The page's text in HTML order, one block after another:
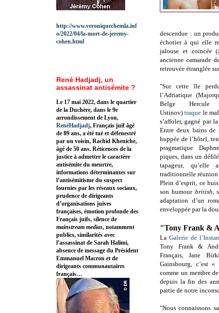
descendue : un
échotier à qui elle
jalouse et coincée
ancienne camarade
retrouvée étranglée
"Sur cette île
l’Adriatique
Belge Hercule
Ustinov)traque le
s’affoler, gagné par
Entre deux bains
huppée de l’hôtel,
pragmatique
piques, dans un
tapageur, qu’elle
traditionnelle réunion
Plein d’esprit, ce
son humour british ,
adaptation d’un
enveloppée par la
"Tony Frank &
La Galerie de
Tony Frank &
Français, Jane
Gainsbourg, c’est
comme un membre
depuis la fin des
partie de notre
"Nous connaissons
http://www.veroniquechemla.inf
o/2022/04/la-mort-de-jeremy-
cohen.html
René Hadjadj, un
assassinat antisémite ?
Le 17 mai 2022, dans le quartier
de la Duchère, dans le 9e
arrondissement de Lyon,
RenéHadjadj, Français juif âgé
de 89 ans, a été tué et défenestré
par un voisin, Rachid Kheniche,
âgé de 50 ans. Réticences de la
justice à admettre le caractère
antisémite du meurtre,
informations déterminantes sur
l’antisémitisme du suspect
fournies par les réseaux sociaux,
prudence de dirigeants
d’organisations juives
françaises, émotion profonde des
Français juifs, silence de
mainstream medias, notamment
publics, similarités avec
l’assassinat de Sarah Halimi,
absence de message du Président
Emmanuel Macron et de
dirigeants communautaires
français…